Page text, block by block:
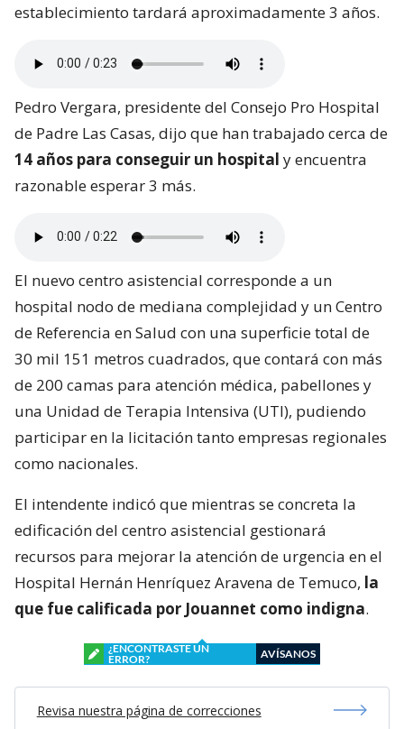
establecimiento tardará aproximadamente 3 años.
Pedro Vergara, presidente del Consejo Pro Hospital
de Padre Las Casas, dijo que han trabajado cerca de
14 años para conseguir un hospital y encuentra
razonable esperar 3 más.
El nuevo centro asistencial corresponde a un
hospital nodo de mediana complejidad y un Centro
de Referencia en Salud con una superficie total de
30 mil 151 metros cuadrados, que contará con más
de 200 camas para atención médica, pabellones y
una Unidad de Terapia Intensiva (UTI), pudiendo
participar en la licitación tanto empresas regionales
como nacionales.
El intendente indicó que mientras se concreta la
edificación del centro asistencial gestionará
recursos para mejorar la atención de urgencia en el
Hospital Hernán Henríquez Aravena de Temuco, la
que fue calificada por Jouannet como indigna.
¿ENCONTRASTE UN
ERROR?
AVÍSANOS
Revisa nuestra página de correcciones